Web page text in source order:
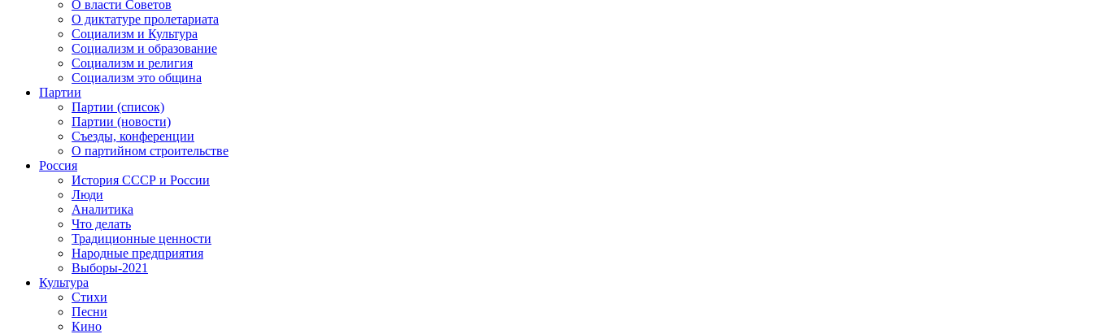
О власти Советов
О диктатуре пролетариата
Социализм и Культура
Социализм и образование
Социализм и религия
Социализм это община
Партии
Партии (список)
Партии (новости)
Съезды, конференции
О партийном строительстве
Россия
История СССР и России
Люди
Аналитика
Что делать
Традиционные ценности
Народные предприятия
Выборы-2021
Культура
Стихи
Песни
Кино